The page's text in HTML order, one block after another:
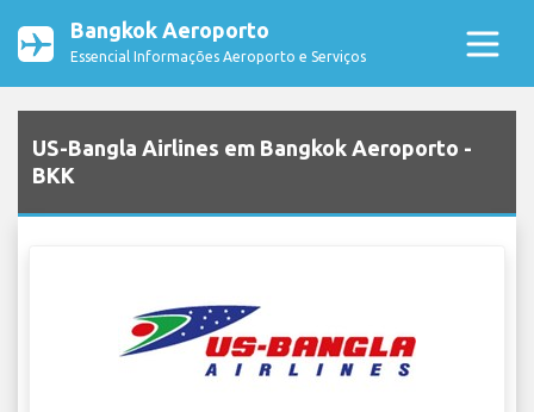
Bangkok Aeroporto
Essencial Informações Aeroporto e Serviços
US-Bangla Airlines em Bangkok Aeroporto -
BKK